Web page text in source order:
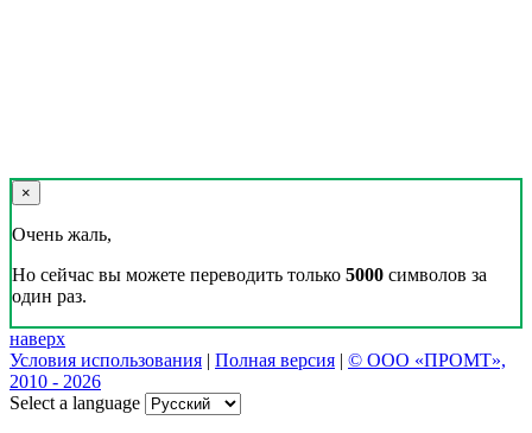
×
Очень жаль,
Но сейчас вы можете переводить только 5000 символов за
один раз.
наверх
Условия использования | Полная версия | © ООО «ПРОМТ»,
2010 - 2026
Select a language